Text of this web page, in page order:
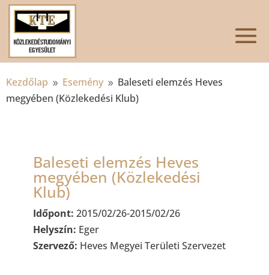
Kezdőlap 9 Esemény 9 Baleseti elemzés Heves
megyében (Közlekedési Klub)
Baleseti elemzés Heves
megyében (Közlekedési
Klub)
Időpont: 2015/02/26-2015/02/26
Helyszín: Eger
Szervező: Heves Megyei Területi Szervezet